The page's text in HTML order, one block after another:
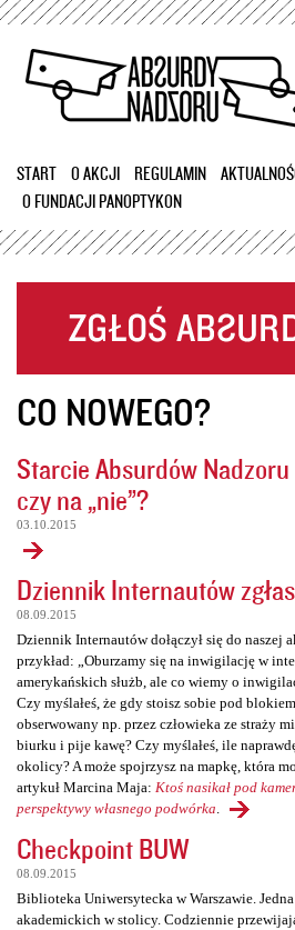
Przejdź
treści
START O AKCJI REGULAMIN
O FUNDACJI PANOPTYKON
CO NOWEGO?
Starcie Absurdów
czy na „nie”?
03.10.2015
Dziennik Internautów
08.09.2015
Dziennik Internautów dołączył się do naszej
przykład: „Oburzamy się na inwigilację w
amerykańskich służb, ale co wiemy o
Czy myślałeś, że gdy stoisz sobie pod
obserwowany np. przez człowieka ze straży
biurku i pije kawę? Czy myślałeś, ile
okolicy? A może spojrzysz na mapkę, która
artykuł Marcina Maja: Ktoś nasikał pod
perspektywy własnego podwórka
Checkpoint BUW
08.09.2015
Biblioteka Uniwersytecka w Warszawie.
akademickich w stolicy. Codziennie